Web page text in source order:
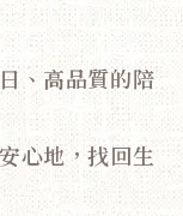
、高品質的陪
心地，找回生